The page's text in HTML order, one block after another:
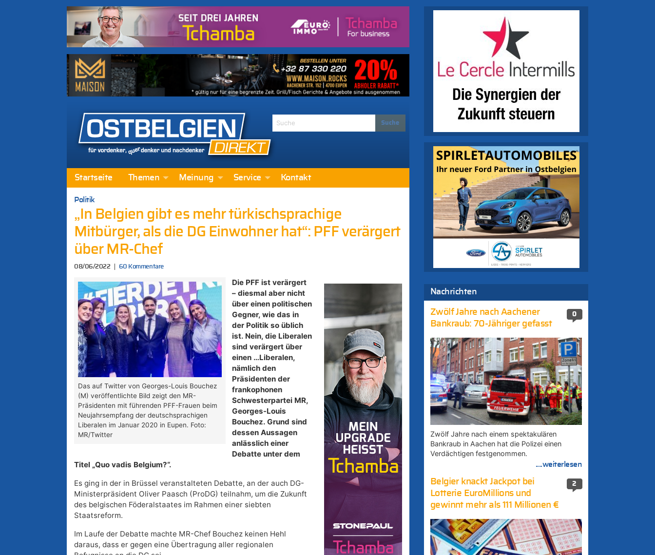
Startseite Themen Meinung Service Kontakt
Politik
„In Belgien gibt es mehr türkischsprachige
Mitbürger, als die DG Einwohner hat“: PFF verärgert
über MR-Chef
08/06/2022 60 Kommentare
Das auf Twitter von Georges-Louis Bouchez
(M) veröffentlichte Bild zeigt den MR-
Präsidenten mit führenden PFF-Frauen beim
Neujahrsempfang der deutschsprachigen
Liberalen im Januar 2020 in Eupen. Foto:
MR/Twitter
Die PFF ist verärgert
– diesmal aber nicht
über einen politischen
Gegner, wie das in
der Politik so üblich
ist. Nein, die Liberalen
sind verärgert über
einen …Liberalen,
nämlich den
Präsidenten der
frankophonen
Schwesterpartei MR,
Georges-Louis
Bouchez. Grund sind
dessen Aussagen
anlässlich einer
Debatte unter dem
Titel „Quo vadis Belgium?“.
Es ging in der in Brüssel veranstalteten Debatte, an der auch DG-
Ministerpräsident Oliver Paasch (ProDG) teilnahm, um die Zukunft
des belgischen Föderalstaates im Rahmen einer siebten
Staatsreform.
Im Laufe der Debatte machte MR-Chef Bouchez keinen Hehl
daraus, dass er gegen eine Übertragung aller regionalen
Nachrichten
0
Zwölf Jahre nach Aachener
Bankraub: 70-Jähriger gefasst
Zwölf Jahre nach einem spektakulären
Bankraub in Aachen hat die Polizei einen
Verdächtigen festgenommen.
....weiterlesen
2
Belgier knackt Jackpot bei
Lotterie EuroMillions und
gewinnt mehr als 111 Millionen €